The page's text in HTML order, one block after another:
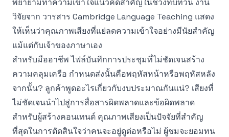
พยายามทำความเข้าใจแนวคิดสำคัญในช่วงทบทวน งาน
วิจัยจาก วารสาร Cambridge Language Teaching แสดง
ให้เห็นว่าคุณภาพเสียงที่แย่ลดความเข้าใจอย่างมีนัยสำคัญ
แม้แต่กับเจ้าของภาษาเอง
สำหรับมืออาชีพ ไฟล์บันทึกการประชุมที่ไม่ชัดเจนสร้าง
ความคลุมเครือ กำหนดส่งนั้นคือพฤหัสหน้าหรือพฤหัสหลัง
จากนั้น? ลูกค้าพูดอะไรเกี่ยวกับงบประมาณกันแน่? เสียงที่
ไม่ชัดเจนนำไปสู่การสื่อสารผิดพลาดและข้อผิดพลาด
สำหรับผู้สร้างคอนเทนต์ คุณภาพเสียงเป็นปัจจัยที่สำคัญ
ที่สุดในการตัดสินใจว่าคนจะอยู่ดูต่อหรือไม่ ผู้ชมจะยอมทน